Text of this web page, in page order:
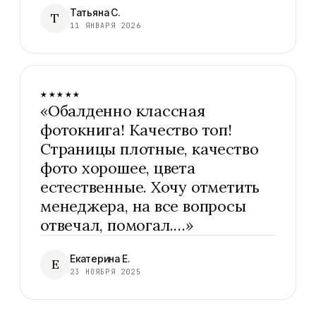
Т Татьяна С.
11 ЯНВАРЯ 2026
★★★★★
«Обалденно классная
фотокнига! Качество топ!
Страницы плотные, качество
фото хорошее, цвета
естественные. Хочу отметить
менеджера, на все вопросы
отвечал, помогал.…»
Е Екатерина Е.
23 НОЯБРЯ 2025